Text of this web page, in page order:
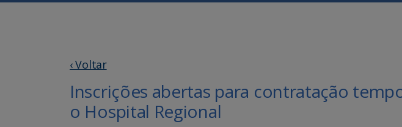
‹ Voltar
Inscrições abertas para contratação
o Hospital Regional